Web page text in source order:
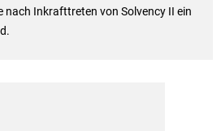
nach Inkrafttreten von Solvency II ein